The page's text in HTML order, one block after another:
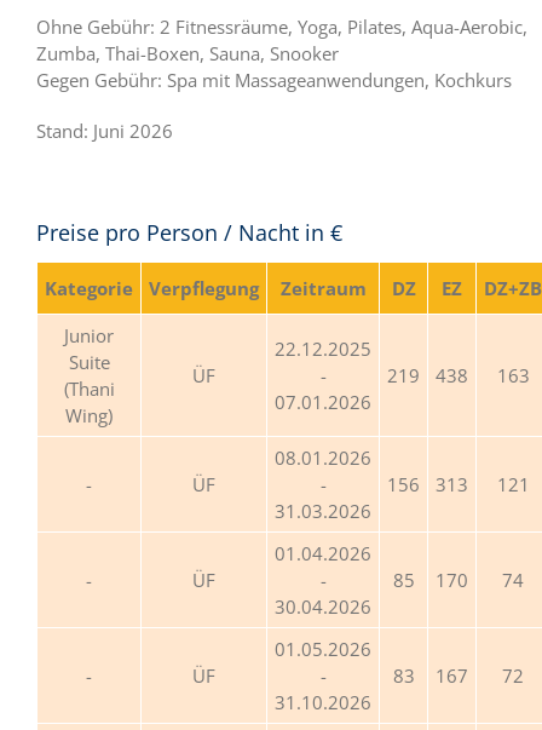
Ohne Gebühr: 2 Fitnessräume, Yoga, Pilates, Aqua-Aerobic,
Zumba, Thai-Boxen, Sauna, Snooker
Gegen Gebühr: Spa mit Massageanwendungen, Kochkurs
Stand: Juni 2026
Preise pro Person / Nacht in €
Kategorie Verpflegung Zeitraum DZ EZ
DZ+ZB
Junior
Suite
(Thani
Wing)
ÜF
22.12.2025
-
07.01.2026
219 438 163
ÜF
08.01.2026
-
31.03.2026
156 313 121
ÜF
01.04.2026
-
30.04.2026
85 170 74
ÜF
01.05.2026
-
31.10.2026
83 167 72